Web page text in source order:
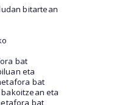
bitartean
bat
eta
bat
eta
bat